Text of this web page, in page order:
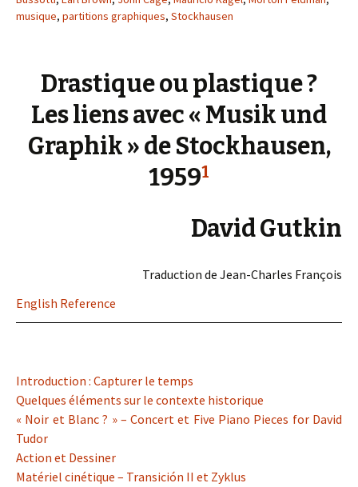
musique, partitions graphiques, Stockhausen
Drastique ou plastique ?
Les liens avec « Musik und
Graphik » de Stockhausen,
19591
David Gutkin
Traduction de Jean-Charles François
English Reference
Introduction : Capturer le temps
Quelques éléments sur le contexte historique
« Noir et Blanc ? » – Concert et Five Piano Pieces for David
Tudor
Action et Dessiner
Matériel cinétique – Transición II et Zyklus